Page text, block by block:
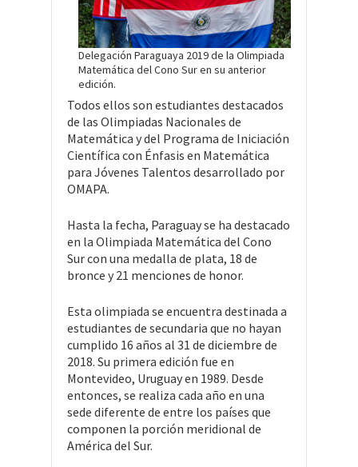
Delegación Paraguaya 2019 de la Olimpiada
Matemática del Cono Sur en su anterior
edición.
Todos ellos son estudiantes destacados
de las Olimpiadas Nacionales de
Matemática y del Programa de Iniciación
Científica con Énfasis en Matemática
para Jóvenes Talentos desarrollado por
OMAPA.
Hasta la fecha, Paraguay se ha destacado
en la Olimpiada Matemática del Cono
Sur con una medalla de plata, 18 de
bronce y 21 menciones de honor.
Esta olimpiada se encuentra destinada a
estudiantes de secundaria que no hayan
cumplido 16 años al 31 de diciembre de
2018. Su primera edición fue en
Montevideo, Uruguay en 1989. Desde
entonces, se realiza cada año en una
sede diferente de entre los países que
componen la porción meridional de
América del Sur.